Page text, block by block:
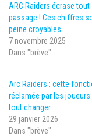
ARC Raiders écrase tout
passage ! Ces chiffres
peine croyables
7 novembre 2025
Dans "brève"
Arc Raiders : cette
réclamée par les
tout changer
29 janvier 2026
Dans "brève"